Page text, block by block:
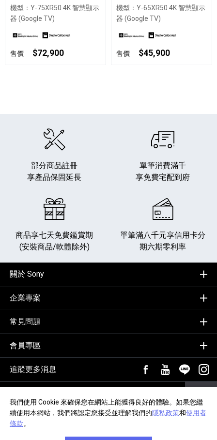
我們使用 Cookie 來確保您在網站上能獲得良好的體驗。如果您繼
續使用本網站，我們將認定您接受並理解我們的隱私政策和使用者
條款。
機型：Y-75XR50 4K 智慧顯示
器 (Google TV)
售價 $72,900
機型：Y-65XR50 4K 智慧顯示
器 (Google TV)
售價 $45,900
部分商品註冊
享產品保固延長
單筆消費滿千
享免費宅配到府
商品享七天免費鑑賞期
(安裝商品/軟體除外)
單筆滿八千元享信用卡分
期六期零利率
關於 Sony
企業專案
常見問題
會員專區
追蹤更多消息
FB粉絲專頁[另開新
YouTube頻道[
加入 追
輸入Email，訂閱電子報
隱私政策 交易約定事項 網站導覽 無障礙聲明